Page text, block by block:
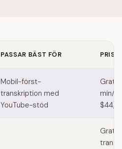
PASSAR BÄST FÖR
Mobil-först-
transkription med
YouTube-stöd
min/